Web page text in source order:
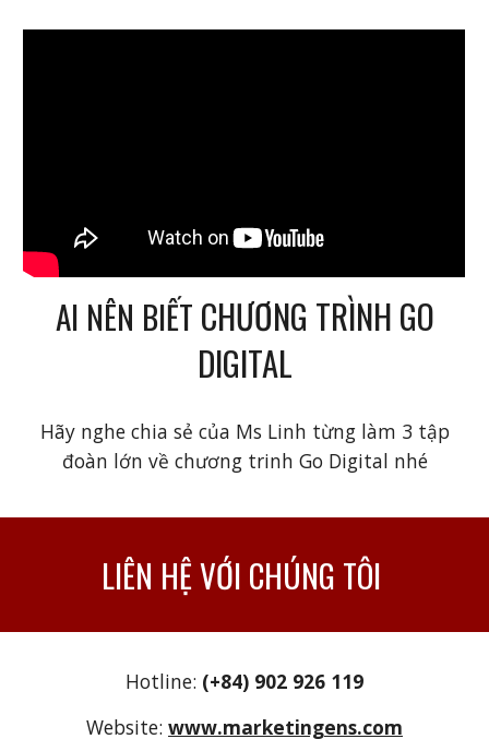
AI NÊN BIẾT CHƯƠNG TRÌNH GO
DIGITAL
Hãy nghe chia sẻ của Ms Linh từng làm 3 tập
đoàn lớn về chương trinh Go Digital nhé
LIÊN HỆ VỚI CHÚNG TÔI
Hotline: (+84) 902 926 119
Website: www.marketingens.com